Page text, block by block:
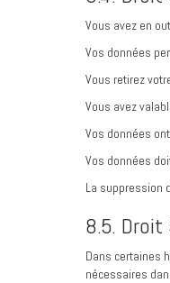
Vous avez en
Vos données
Vous retirez
Vous avez
Vos données
Vos données
La suppression
8.5.
Dans certaines
nécessaires